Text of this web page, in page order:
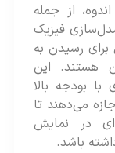
از جمله
فیزیک
به
این
بالا
تا
نمایش